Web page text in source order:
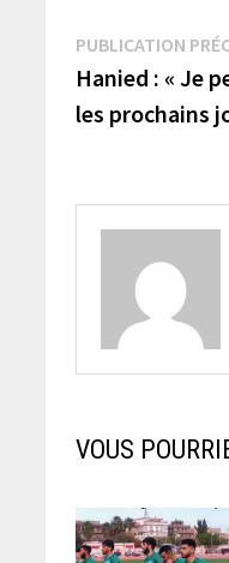
de
l’article
PUBLICATION
Hanied : « Je
les prochains
VOUS